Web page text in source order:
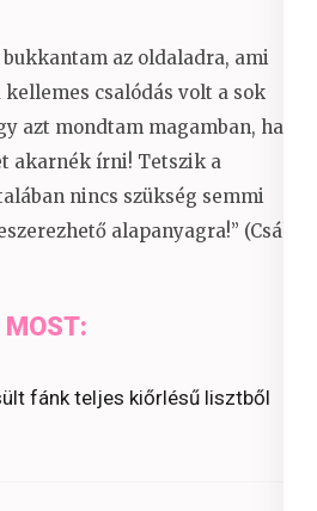
bukkantam az oldaladra, ami
csalódás volt a sok
azt mondtam magamban, ha
akarnék írni! Tetszik a
nincs szükség semmi
alapanyagra!” (Csáky
MOST:
fánk teljes kiőrlésű lisztből